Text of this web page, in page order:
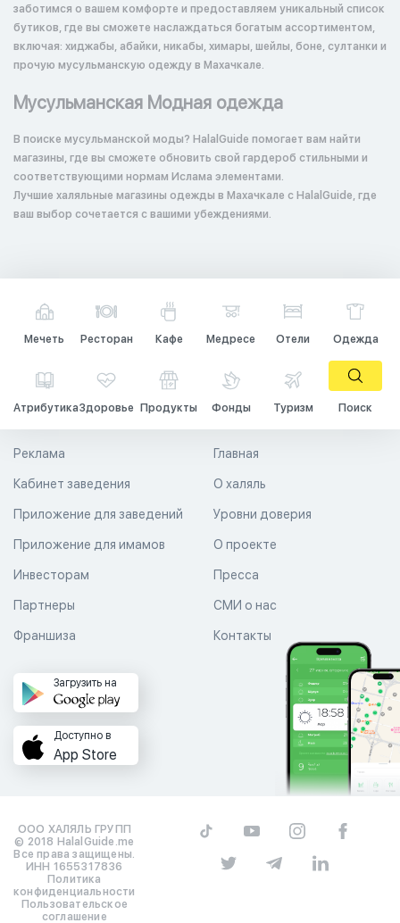
заботимся о вашем комфорте и предоставляем уникальный список
бутиков, где вы сможете наслаждаться богатым ассортиментом,
включая: хиджабы, абайки, никабы, химары, шейлы, боне, султанки и
прочую мусульманскую одежду в Махачкале.
Мусульманская Модная одежда
В поиске мусульманской моды? HalalGuide помогает вам найти
магазины, где вы сможете обновить свой гардероб стильными и
соответствующими нормам Ислама элементами.
Лучшие халяльные магазины одежды в Махачкале с HalalGuide, где
ваш выбор сочетается с вашими убеждениями.
Мечеть Ресторан Кафе Медресе Отели Одежда
АтрибутикаЗдоровье Продукты Фонды Туризм Поиск
Главная
О халяль
Уровни доверия
Реклама
Кабинет заведения
Приложение для заведений
Приложение для имамов О проекте
Пресса
СМИ о нас
Контакты
Инвесторам
Партнеры
Франшиза
Загрузить на
Доступно в
App Store
ООО ХАЛЯЛЬ ГРУПП
© 2018 HalalGuide.me
Все права защищены.
ИНН 1655317836
Политика
конфиденциальности
Пользовательское
соглашение